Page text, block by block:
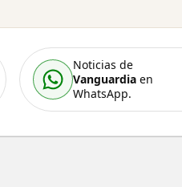
Noticias de
Vanguardia en
WhatsApp.